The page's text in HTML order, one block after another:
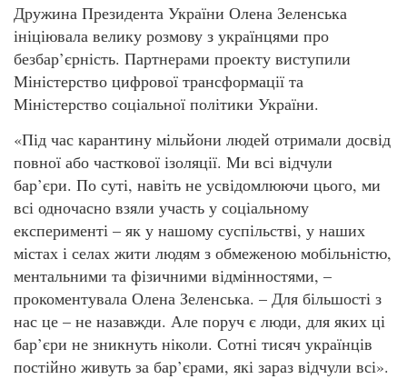
Дружина Президента України Олена Зеленська
ініціювала велику розмову з українцями про
безбар’єрність. Партнерами проекту виступили
Міністерство цифрової трансформації та
Міністерство соціальної політики України.
«Під час карантину мільйони людей отримали досвід
повної або часткової ізоляції. Ми всі відчули
бар’єри. По суті, навіть не усвідомлюючи цього, ми
всі одночасно взяли участь у соціальному
експерименті – як у нашому суспільстві, у наших
містах і селах жити людям з обмеженою мобільністю,
ментальними та фізичними відмінностями, –
прокоментувала Олена Зеленська. – Для більшості з
нас це – не назавжди. Але поруч є люди, для яких ці
бар’єри не зникнуть ніколи. Сотні тисяч українців
постійно живуть за бар’єрами, які зараз відчули всі».